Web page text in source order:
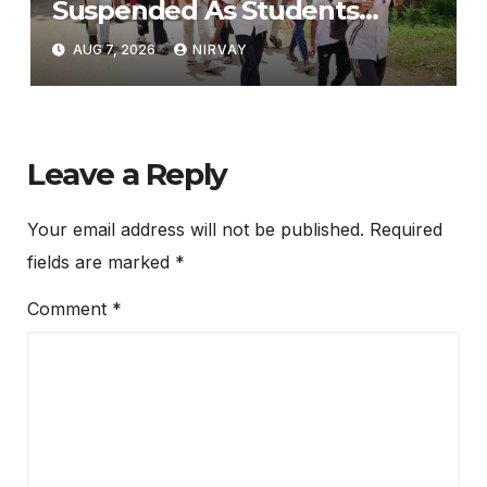
Suspended As Students
Leave Hostel Citing Poor
Facilities
AUG 7, 2026 NIRVAY
Leave a Reply
Your email address will not be published. Required
fields are marked *
Comment *